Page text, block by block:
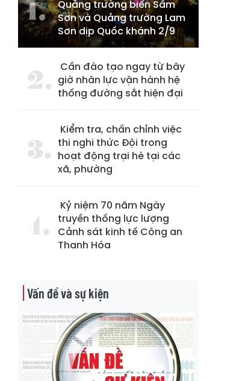
Quảng trường biển Sầm
Sơn và Quảng trường Lam
Sơn dịp Quốc khánh 2/9
Cần đào tạo ngay từ bây
giờ nhân lực vận hành hệ
thống đường sắt hiện đại
Kiểm tra, chấn chỉnh việc
thi nghi thức Đội trong
hoạt động trại hè tại các
xã, phường
Kỷ niệm 70 năm Ngày
truyền thống lực lượng
Cảnh sát kinh tế Công an
Thanh Hóa
Vấn đề và sự kiện